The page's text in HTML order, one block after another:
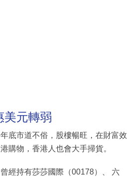
美元轉弱
底市道不俗，股樓暢旺，在財富效
購物，香港人也會大手掃貨。
經持有莎莎國際（00178）、 六